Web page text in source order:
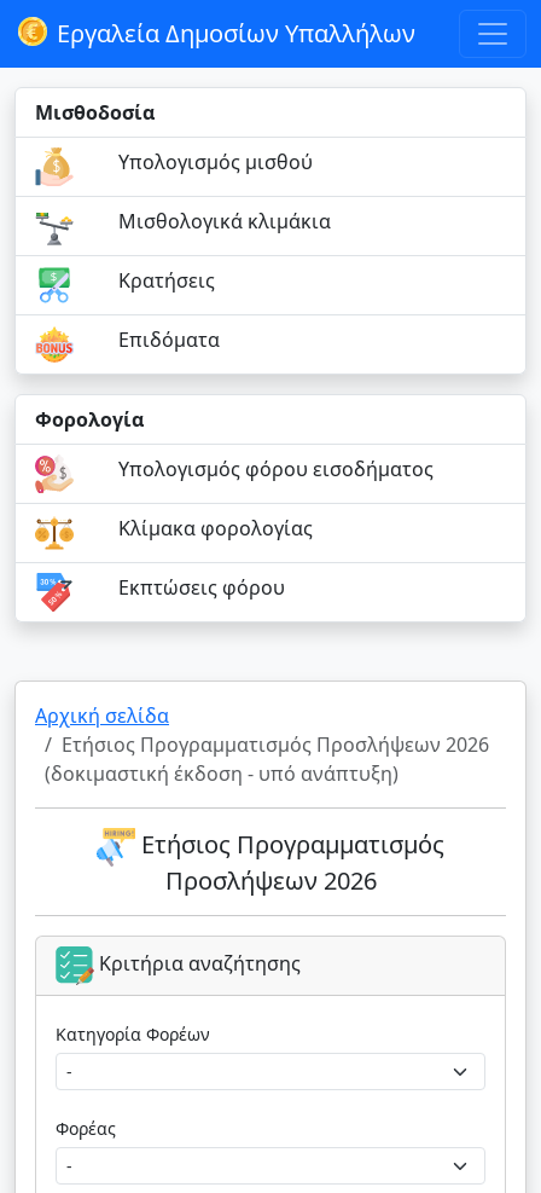
Εργαλεία Δημοσίων Υπαλλήλων
Μισθοδοσία
Υπολογισμός μισθού
Μισθολογικά κλιμάκια
Κρατήσεις
Επιδόματα
Φορολογία
Υπολογισμός φόρου εισοδήματος
Κλίμακα φορολογίας
Εκπτώσεις φόρου
Αρχική σελίδα
Ετήσιος Προγραμματισμός Προσλήψεων 2026
(δοκιμαστική έκδοση - υπό ανάπτυξη)
Ετήσιος Προγραμματισμός
Προσλήψεων 2026
Κριτήρια αναζήτησης
Κατηγορία Φορέων
Φορέας